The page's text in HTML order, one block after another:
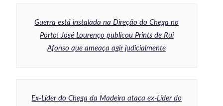
Guerra está instalada na Direção do Chega no
Porto! José Lourenço publicou Prints de Rui
Afonso que ameaça agir judicialmente
Ex-Líder do Chega da Madeira ataca ex-Líder do